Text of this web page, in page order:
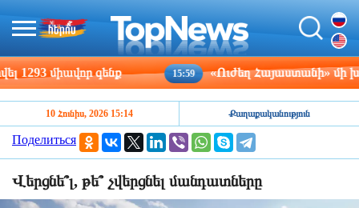
միավոր զենք 15:59 «Ուժեղ Հայաստանի» մի խումբ
10 Հունիս, 2026 15:14 Քաղաքականություն
Поделиться
Վերցնե՞լ, թե՞ չվերցնել մանդատները